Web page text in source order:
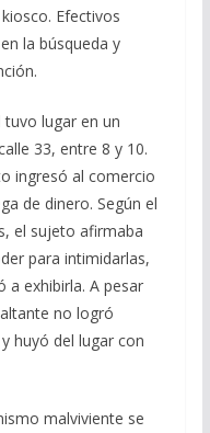
Efectivos
la búsqueda y
tuvo lugar en un
33, entre 8 y 10.
ingresó al comercio
de dinero. Según el
el sujeto afirmaba
para intimidarlas,
a exhibirla. A pesar
no logró
huyó del lugar con
malviviente se